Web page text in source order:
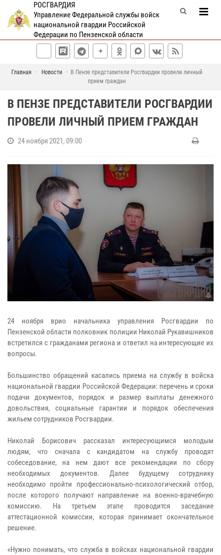
РОСГВАРДИЯ
Управление Федеральной службы войск
национальной гвардии Российской
Федерации по Пензенской области
Главная Новости
В Пензе представители Росгвардии провели личный
прием граждан
В ПЕНЗЕ ПРЕДСТАВИТЕЛИ РОСГВАРДИИ
ПРОВЕЛИ ЛИЧНЫЙ ПРИЕМ ГРАЖДАН
24 ноября 2021, 09:00
24 ноября врио начальника управления Росгвардии по
Пензенской области полковник полиции Николай Рукавишников
встретился с гражданами региона и ответил на интересующие их
вопросы.
Большинство обращений касались приема на службу в войска
национальной гвардии Российской Федерации: перечень и сроки
подачи документов, порядок и размер выплаты денежного
довольствия, социальные гарантии и порядок обеспечения
жильем сотрудников Росгвардии.
Николай Борисович рассказал интересующимся молодым
людям, что сначала с кандидатом на службу проводят
собеседование, на нем дают все рекомендации по сбору
необходимых документов. Далее будущему сотруднику
необходимо пройти профессионально-психологический отбор,
после которого получают направление на военно-врачебную
комиссию. На третьем этапе проводится заседание
аттестационной комиссии, которая принимает окончательное
решение.
«Нужно понимать, что служба в войсках национальной гвардии